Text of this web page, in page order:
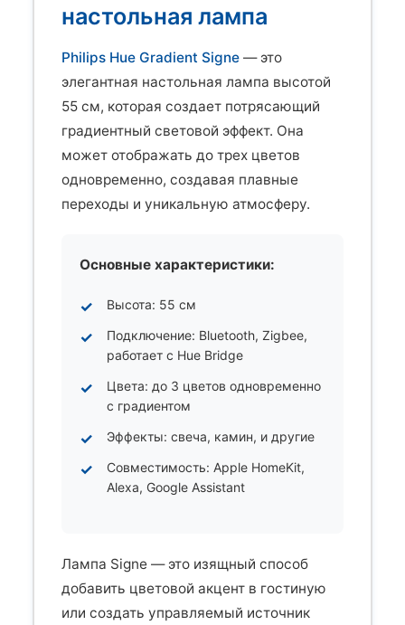
настольная лампа
Philips Hue Gradient Signe — это
элегантная настольная лампа высотой
55 см, которая создает потрясающий
градиентный световой эффект. Она
может отображать до трех цветов
одновременно, создавая плавные
переходы и уникальную атмосферу.
Основные характеристики:
Высота: 55 см
Подключение: Bluetooth, Zigbee,
работает с Hue Bridge
Цвета: до 3 цветов одновременно
с градиентом
Эффекты: свеча, камин, и другие
Совместимость: Apple HomeKit,
Alexa, Google Assistant
Лампа Signe — это изящный способ
добавить цветовой акцент в гостиную
или создать управляемый источник